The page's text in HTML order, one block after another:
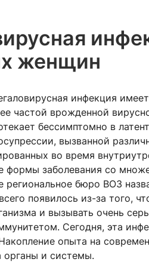
женщин
инфекция
частой врожденной
бессимптомно в
вызванной
во время
формы заболевания со
региональное бюро ВОЗ
появилось из-за того,
и вызывать очень
Сегодня, эта
опыта на
органы и системы.